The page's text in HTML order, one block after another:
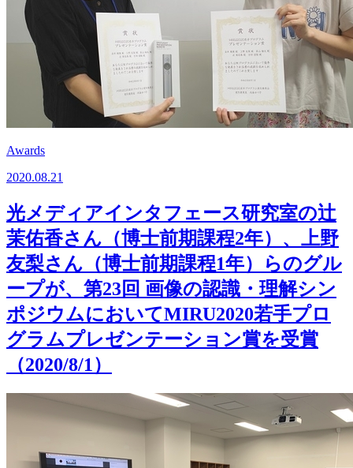
Awards
2020.08.21
光メディアインタフェース研究室の辻
茉佑香さん（博士前期課程2年）、上野
友梨さん（博士前期課程1年）らのグル
ープが、第23回 画像の認識・理解シン
ポジウムにおいてMIRU2020若手プロ
グラムプレゼンテーション賞を受賞
（2020/8/1）